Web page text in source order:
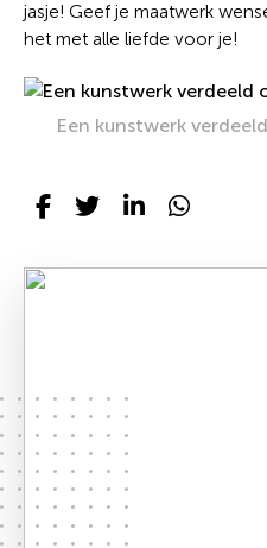
jasje! Geef je maatwerk
het met alle liefde voor je!
Een kunstwerk